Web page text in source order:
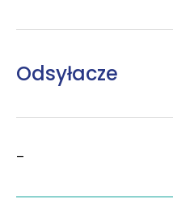
Odsyłacze
–